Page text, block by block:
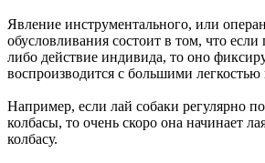
Явление инструментального, или
обусловливания состоит в том, что если
либо действие индивида, то оно
воспроизводится с большими легкостью
Например, если лай собаки регулярно
колбасы, то очень скоро она начинает
колбасу.